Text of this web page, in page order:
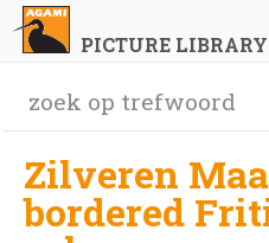
PICTURE LIBRARY
Zilveren
bordered